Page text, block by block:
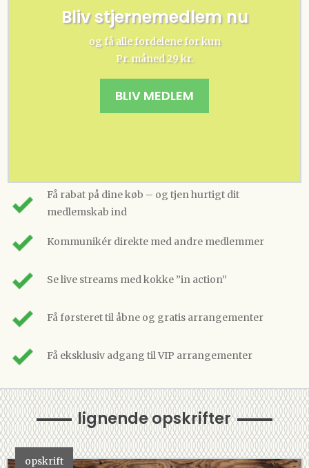
Bliv stjernemedlem nu
og få alle fordelene for kun
Pr. måned 29 kr.
BLIV MEDLEM
Få rabat på dine køb – og tjen hurtigt dit
medlemskab ind
Kommunikér direkte med andre medlemmer
Se live streams med kokke ”in action”
Få førsteret til åbne og gratis arrangementer
Få eksklusiv adgang til VIP arrangementer
lignende opskrifter
opskrift